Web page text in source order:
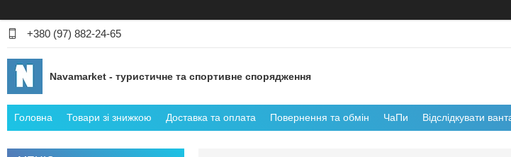
+380 (97) 882-24-65
Navamarket - туристичне та спортивне спорядження
Головна Товари зі знижкою Доставка та оплата Повернення та обмін ЧаПи Відслідкувати